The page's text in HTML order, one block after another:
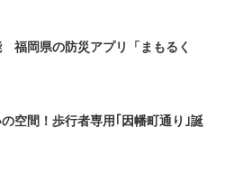
福岡県の防災アプリ「まもるく
空間！歩行者専用｢因幡町通り｣誕